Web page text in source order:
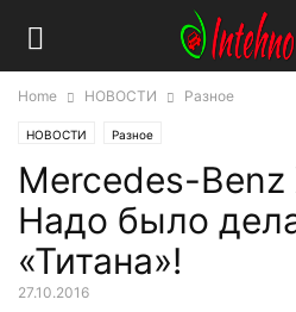
Home НОВОСТИ Разное
НОВОСТИ Разное
Mercedes-Benz
Надо было
«Титана»!
27.10.2016